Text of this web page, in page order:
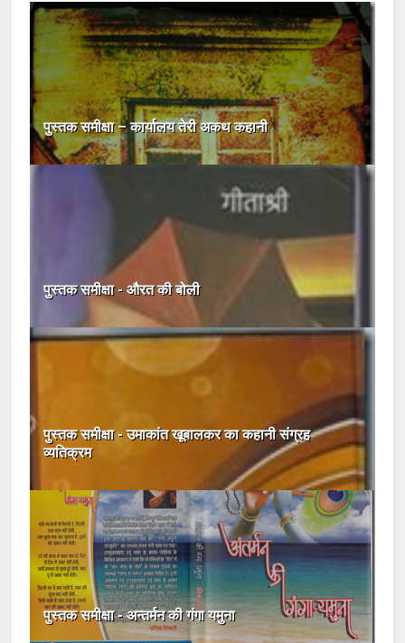
पुस्तक समीक्षा – कार्यालय तेरी अकथ कहानी
पुस्तक समीक्षा - औरत की बोली
पुस्तक समीक्षा - उमाकांत खूबालकर का कहानी संग्रह
व्‍यतिक्रम
पुस्तक समीक्षा - अन्तर्मन की गंगा यमुना